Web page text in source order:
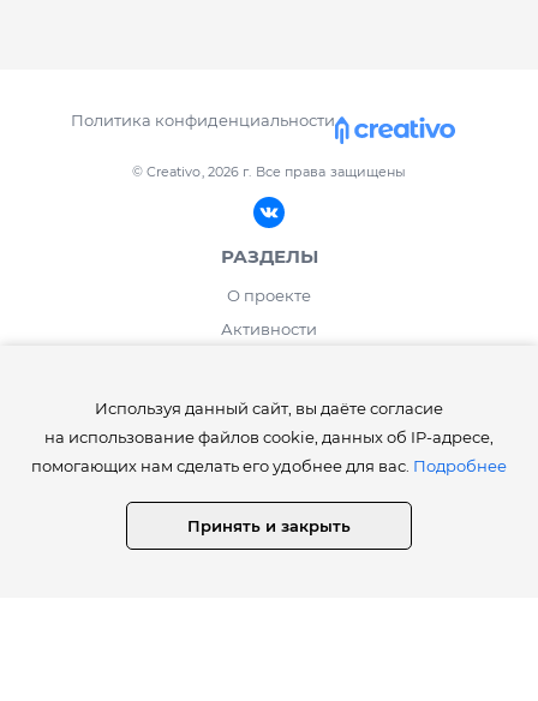
© Creativo, 2026 г. Все права защищены
Политика конфиденциальности
РАЗДЕЛЫ
О проекте
Активности
ИНФОРМАЦИЯ
Правила сайта Creativo.one
Опросы
Используя данный сайт, вы даёте согласие
на использование файлов cookie, данных об IP-адресе,
помогающих нам сделать его удобнее для вас. Подробнее
Принять и закрыть